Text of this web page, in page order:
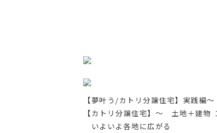
【夢叶う/カトリ分譲住宅】実践編～
【カトリ分譲住宅】〜 土地＋建
いよいよ各地に広がる